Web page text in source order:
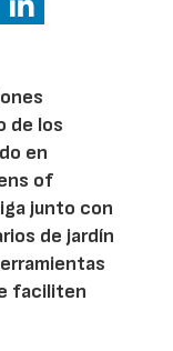
de los
en
of
junto con
de jardín
faciliten